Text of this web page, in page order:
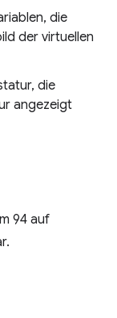
die
der virtuellen
die
angezeigt
94 auf